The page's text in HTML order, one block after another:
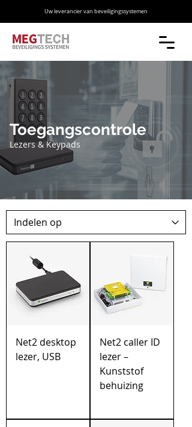
Uw leverancier van beveiligingssystemen
Toegangscontrole
Lezers & Keypads
Net2 desktop
lezer, USB
Net2 caller ID
lezer –
Kunststof
behuizing